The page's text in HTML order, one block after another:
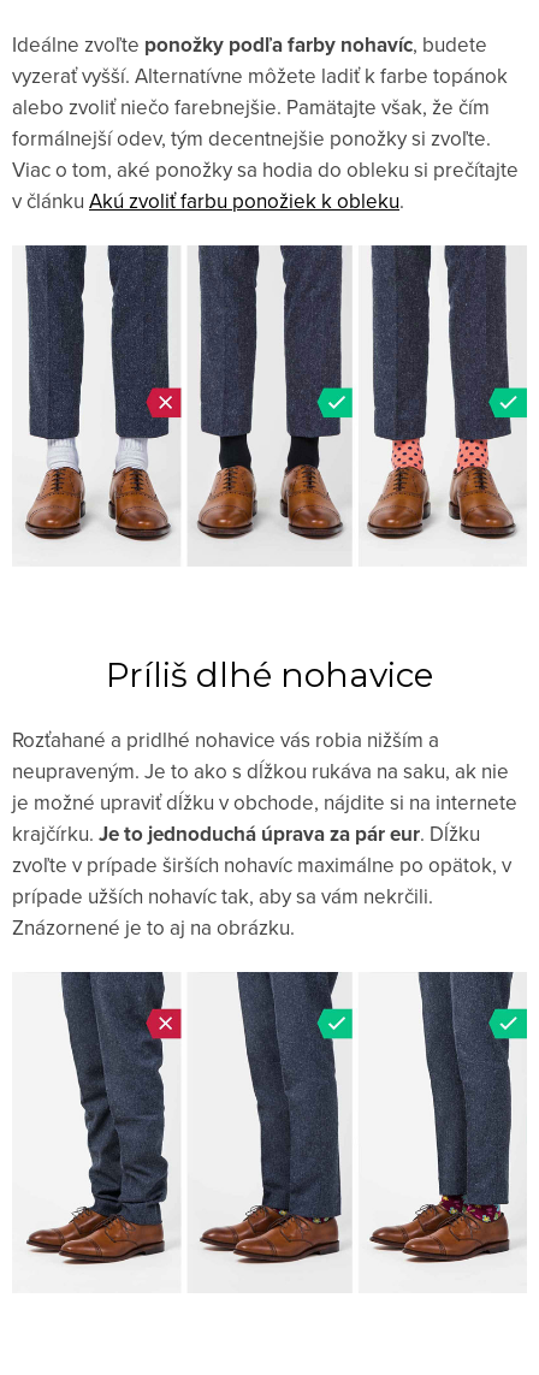
Ideálne zvoľte ponožky podľa farby nohavíc, budete
vyzerať vyšší. Alternatívne môžete ladiť k farbe topánok
alebo zvoliť niečo farebnejšie. Pamätajte však, že čím
formálnejší odev, tým decentnejšie ponožky si zvoľte.
Viac o tom, aké ponožky sa hodia do obleku si prečítajte
v článku Akú zvoliť farbu ponožiek k obleku.
Príliš dlhé nohavice
Rozťahané a pridlhé nohavice vás robia nižším a
neupraveným. Je to ako s dĺžkou rukáva na saku, ak nie
je možné upraviť dĺžku v obchode, nájdite si na internete
krajčírku. Je to jednoduchá úprava za pár eur. Dĺžku
zvoľte v prípade širších nohavíc maximálne po opätok, v
prípade užších nohavíc tak, aby sa vám nekrčili.
Znázornené je to aj na obrázku.